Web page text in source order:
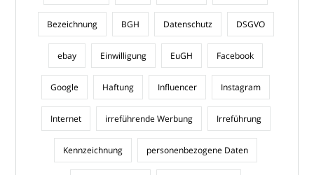
Bezeichnung BGH Datenschutz DSGVO
ebay Einwilligung EuGH Facebook
Google Haftung Influencer Instagram
Internet irreführende Werbung Irreführung
Kennzeichnung personenbezogene Daten